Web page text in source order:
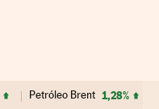
Petróleo Brent 1,28%